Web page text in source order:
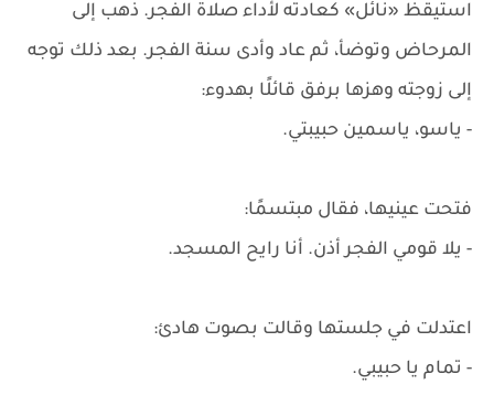
استيقظ «نائل» كعادته لأداء صلاة الفجر. ذهب إلى
المرحاض وتوضأ، ثم عاد وأدى سنة الفجر. بعد ذلك توجه
إلى زوجته وهزها برفق قائلًا بهدوء:
- ياسو، ياسمين حبيبتي.
فتحت عينيها، فقال مبتسمًا:
- يلا قومي الفجر أذن. أنا رايح المسجد.
اعتدلت في جلستها وقالت بصوت هادئ:
- تمام يا حبيبي.